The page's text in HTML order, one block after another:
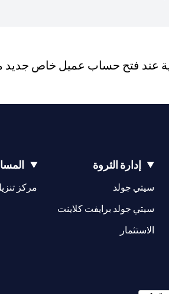
عند فتح حساب عميل خاص جديد
إدارة الثروة
سيتي جولد
سيتي جولد برايفت كلاينت
الاستثمار
مركز